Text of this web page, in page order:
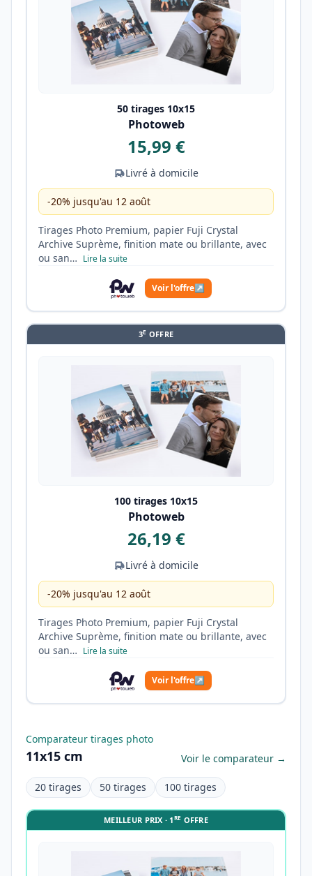
50 tirages 10x15
Photoweb
15,99 €
Livré à domicile
-20% jusqu'au 12 août
Tirages Photo Premium, papier Fuji Crystal
Archive Suprème, finition mate ou brillante, avec
ou san… Lire la suite
Voir l'offre↗
3E OFFRE
100 tirages 10x15
Photoweb
26,19 €
Livré à domicile
-20% jusqu'au 12 août
Tirages Photo Premium, papier Fuji Crystal
Archive Suprème, finition mate ou brillante, avec
ou san… Lire la suite
Voir l'offre↗
Comparateur tirages photo
11x15 cm Voir le comparateur →
20 tirages 50 tirages 100 tirages
MEILLEUR PRIX · 1RE OFFRE